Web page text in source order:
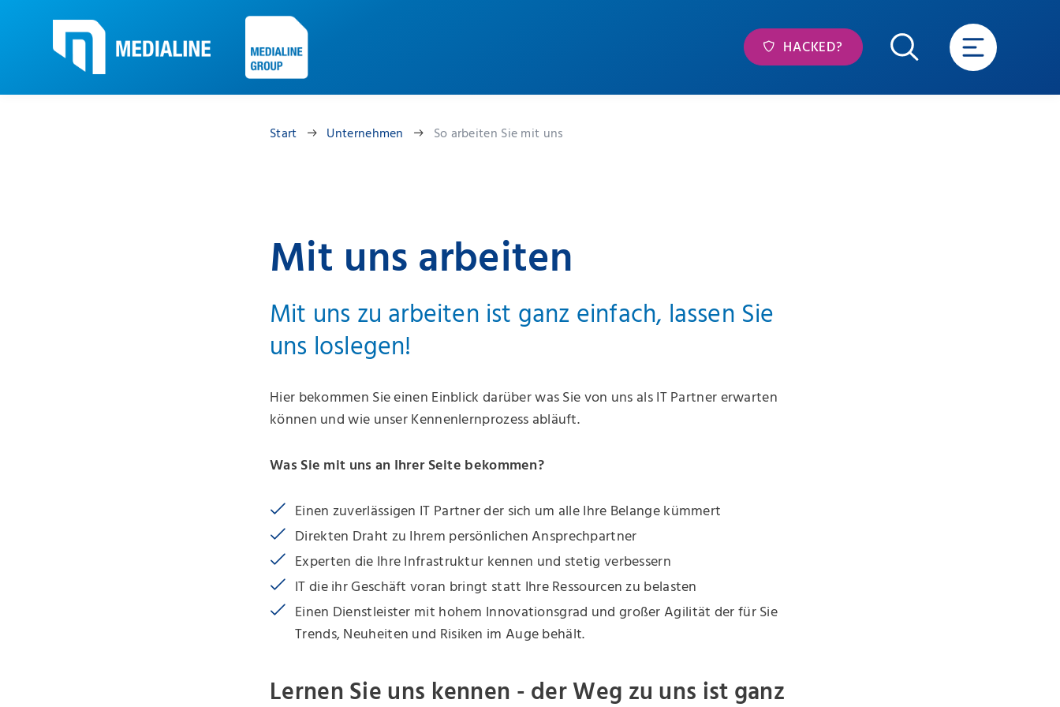
HACKED?
Start Unternehmen So arbeiten Sie mit uns
Mit uns arbeiten
Mit uns zu arbeiten ist ganz einfach, lassen Sie
uns loslegen!
Hier bekommen Sie einen Einblick darüber was Sie von uns als IT Partner erwarten
können und wie unser Kennenlernprozess abläuft.
Was Sie mit uns an Ihrer Seite bekommen?
Einen zuverlässigen IT Partner der sich um alle Ihre Belange kümmert
Direkten Draht zu Ihrem persönlichen Ansprechpartner
Experten die Ihre Infrastruktur kennen und stetig verbessern
IT die ihr Geschäft voran bringt statt Ihre Ressourcen zu belasten
Einen Dienstleister mit hohem Innovationsgrad und großer Agilität der für Sie
Trends, Neuheiten und Risiken im Auge behält.
Lernen Sie uns kennen - der Weg zu uns ist ganz